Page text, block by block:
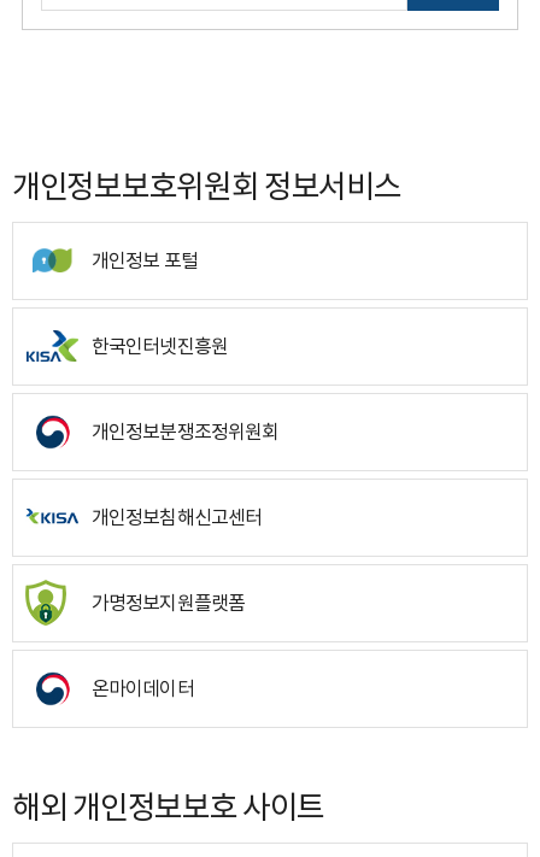
개인정보보호위원회 정보서비스
개인정보 포털
한국인터넷진흥원
개인정보분쟁조정위원회
개인정보침해신고센터
가명정보지원플랫폼
온마이데이터
해외 개인정보보호 사이트